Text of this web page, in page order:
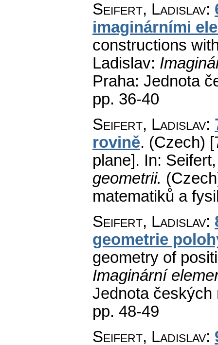
Seifert, Ladislav:
imaginárními
constructions
Ladislav:
Praha: Jednota
pp. 36-40
Seifert, Ladislav:
rovině. (Czech)
plane]. In:
geometrii.
matematiků a
Seifert, Ladislav:
geometrie
geometry of
Imaginární
Jednota českých
pp. 48-49
Seifert, Ladislav: